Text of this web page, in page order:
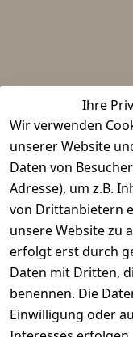
Ihre
Wir verwenden
unserer Website
Daten von
Adresse), um z.B.
von Drittanbietern
unsere Website zu
erfolgt erst durch
Daten mit Dritten,
benennen. Die
Einwilligung oder